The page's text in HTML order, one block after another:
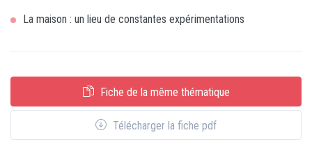
La maison : un lieu de constantes expérimentations
Fiche de la même thématique
Télécharger la fiche pdf